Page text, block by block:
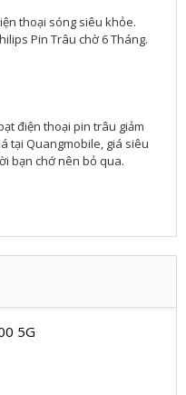
thoại sóng siêu khỏe.
Pin Trâu chờ 6 Tháng.
điện thoại pin trâu giảm
tại Quangmobile, giá siêu
bạn chớ nên bỏ qua.
5G